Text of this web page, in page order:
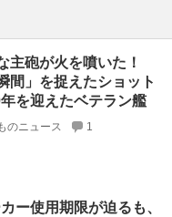
主砲が火を噴いた！
間」を捉えたショット
を迎えたベテラン艦
のニュース 1
ー使用期限が迫るも、